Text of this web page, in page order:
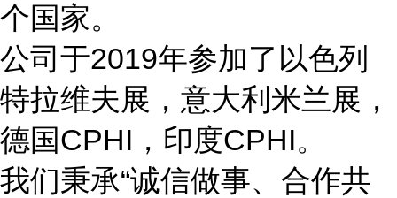
个国家。
公司于2019年参加了以色列
特拉维夫展，意大利米兰展，
德国CPHI，印度CPHI。
我们秉承“诚信做事、合作共